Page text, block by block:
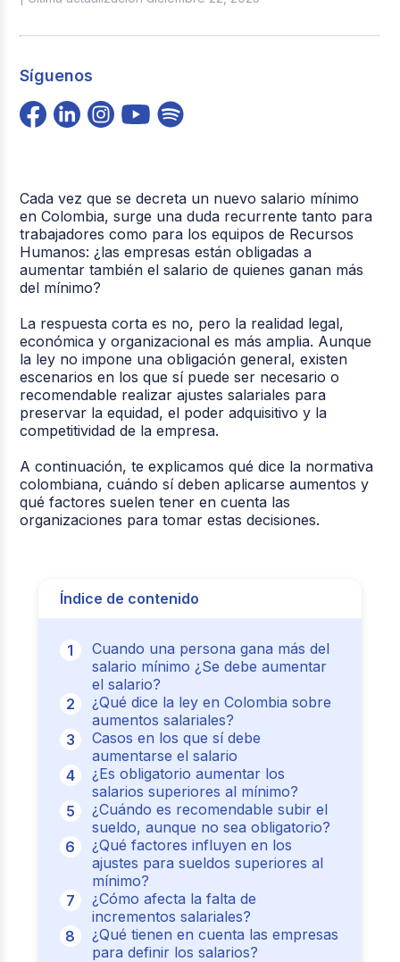
Síguenos
Cada vez que se decreta un nuevo salario mínimo
en Colombia, surge una duda recurrente tanto para
trabajadores como para los equipos de Recursos
Humanos: ¿las empresas están obligadas a
aumentar también el salario de quienes ganan más
del mínimo?
La respuesta corta es no, pero la realidad legal,
económica y organizacional es más amplia. Aunque
la ley no impone una obligación general, existen
escenarios en los que sí puede ser necesario o
recomendable realizar ajustes salariales para
preservar la equidad, el poder adquisitivo y la
competitividad de la empresa.
A continuación, te explicamos qué dice la normativa
colombiana, cuándo sí deben aplicarse aumentos y
qué factores suelen tener en cuenta las
organizaciones para tomar estas decisiones.
Índice de contenido
Cuando una persona gana más del
salario mínimo ¿Se debe aumentar
el salario?
¿Qué dice la ley en Colombia sobre
aumentos salariales?
Casos en los que sí debe
aumentarse el salario
¿Es obligatorio aumentar los
salarios superiores al mínimo?
¿Cuándo es recomendable subir el
sueldo, aunque no sea obligatorio?
¿Qué factores influyen en los
ajustes para sueldos superiores al
mínimo?
¿Cómo afecta la falta de
incrementos salariales?
¿Qué tienen en cuenta las empresas
para definir los salarios?